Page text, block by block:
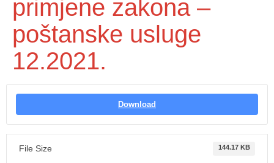
primjene zakona –
poštanske usluge
12.2021.
Download
File Size 144.17 KB